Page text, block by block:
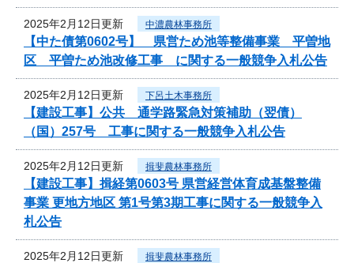
2025年2月12日更新 中濃農林事務所
【中た債第0602号】 県営ため池等整備事業 平曽地
区 平曽ため池改修工事 に関する一般競争入札公告
2025年2月12日更新 下呂土木事務所
【建設工事】公共 通学路緊急対策補助（翌債）
（国）257号 工事に関する一般競争入札公告
2025年2月12日更新 揖斐農林事務所
【建設工事】揖経第0603号 県営経営体育成基盤整備
事業 更地方地区 第1号第3期工事に関する一般競争入
札公告
2025年2月12日更新 揖斐農林事務所